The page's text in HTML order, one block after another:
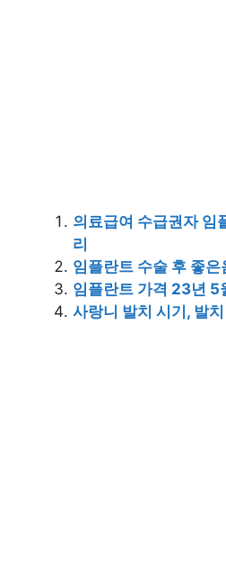
의료급여 수급권자 임
리
임플란트 수술 후 좋
임플란트 가격 23년 5
사랑니 발치 시기, 발